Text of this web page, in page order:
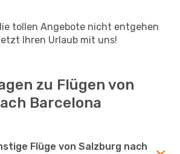
tollen Angebote nicht entgehen
Ihren Urlaub mit uns!
zu Flügen von
Barcelona
Flüge von Salzburg nach